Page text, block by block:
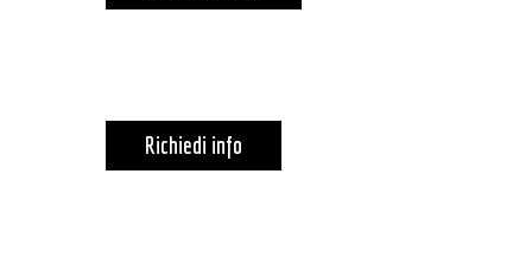
Richiedi info